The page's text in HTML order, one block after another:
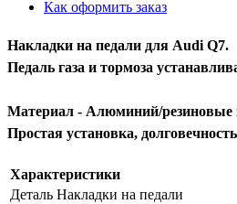
Как оформить заказ
Накладки на педали для Audi Q7.
Педаль газа и тормоза
Материал - Алюминий/резиновые
Простая установка,
Характеристики
Деталь Накладки на педали